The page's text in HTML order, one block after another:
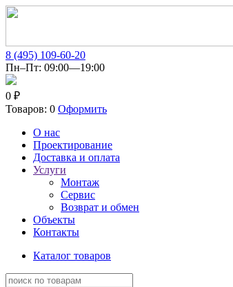
8 (495) 109-60-20
Пн–Пт: 09:00—19:00
0 ₽
Товаров: 0 Оформить
О нас
Проектирование
Доставка и оплата
Услуги
Монтаж
Сервис
Возврат и обмен
Объекты
Контакты
Каталог товаров